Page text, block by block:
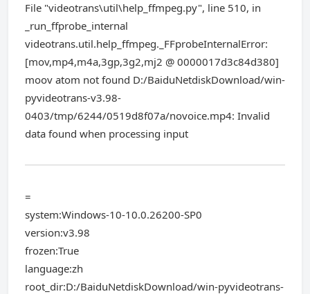
File "videotrans\util\help_ffmpeg.py", line 510, in
_run_ffprobe_internal
videotrans.util.help_ffmpeg._FFprobeInternalError:
[mov,mp4,m4a,3gp,3g2,mj2 @ 0000017d3c84d380]
moov atom not found D:/BaiduNetdiskDownload/win-
pyvideotrans-v3.98-
0403/tmp/6244/0519d8f07a/novoice.mp4: Invalid
data found when processing input
=
system:Windows-10-10.0.26200-SP0
version:v3.98
frozen:True
language:zh
root_dir:D:/BaiduNetdiskDownload/win-pyvideotrans-